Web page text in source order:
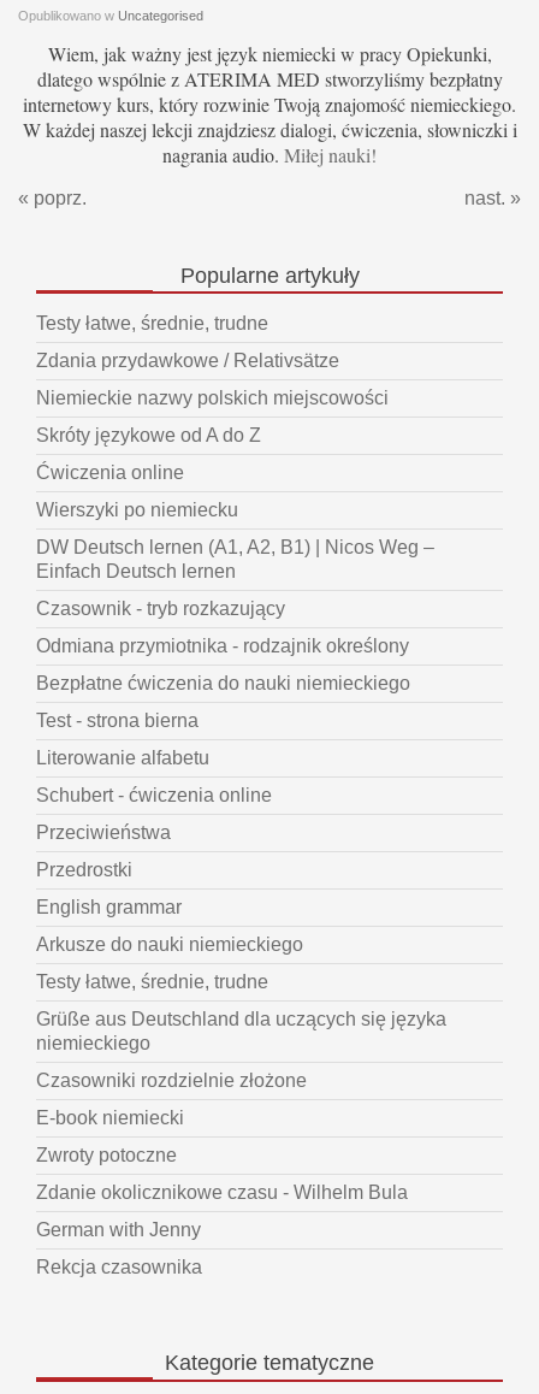
Opublikowano w Uncategorised
Wiem, jak ważny jest język niemiecki w pracy Opiekunki,
dlatego wspólnie z ATERIMA MED stworzyliśmy bezpłatny
internetowy kurs, który rozwinie Twoją znajomość niemieckiego.
W każdej naszej lekcji znajdziesz dialogi, ćwiczenia, słowniczki i
nagrania audio. Miłej nauki!
« poprz. nast. »
Popularneartykuły
Testy łatwe, średnie, trudne
Zdania przydawkowe / Relativsätze
Niemieckie nazwy polskich miejscowości
Skróty językowe od A do Z
Ćwiczenia online
Wierszyki po niemiecku
DW Deutsch lernen (A1, A2, B1) | Nicos Weg –
Einfach Deutsch lernen
Czasownik - tryb rozkazujący
Odmiana przymiotnika - rodzajnik określony
Bezpłatne ćwiczenia do nauki niemieckiego
Test - strona bierna
Literowanie alfabetu
Schubert - ćwiczenia online
Przeciwieństwa
Przedrostki
English grammar
Arkusze do nauki niemieckiego
Testy łatwe, średnie, trudne
Grüße aus Deutschland dla uczących się języka
niemieckiego
Czasowniki rozdzielnie złożone
E-book niemiecki
Zwroty potoczne
Zdanie okolicznikowe czasu - Wilhelm Bula
German with Jenny
Rekcja czasownika
Kategorie tematyczne